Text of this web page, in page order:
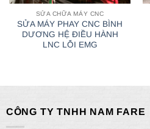
SỬA CHỮA MÁY CNC
SỬA MÁY PHAY CNC BÌNH
DƯƠNG HỆ ĐIỀU HÀNH
LNC LỖI EMG
CÔNG TY TNHH NAM FARE